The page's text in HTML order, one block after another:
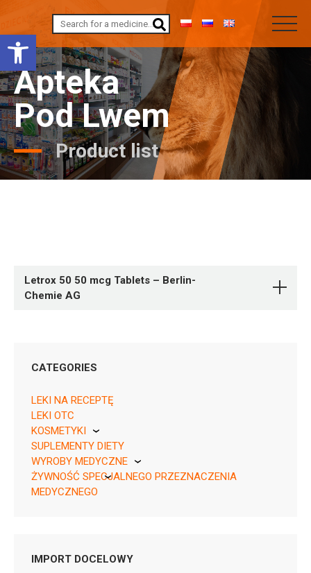
Open toolbar
Apteka
Pod Lwem
Product list
Letrox 50 50 mcg Tablets – Berlin-
Chemie AG
05909990374038, Rp 50 tabl., 05909990374014, Rp
84 tabl., 04013054024355, Rp 100 tabl.,
05909990374021, Rp
CATEGORIES
LEKI NA RECEPTĘ
LEKI OTC
KOSMETYKI
Pierre Fabre
SUPLEMENTY DIETY
WYROBY MEDYCZNE
KikGel
ŻYWNOŚĆ SPECJALNEGO PRZEZNACZENIA
MEDYCZNEGO
IMPORT DOCELOWY